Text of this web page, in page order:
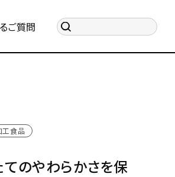
ご質問
工食品
のやわらかさを保